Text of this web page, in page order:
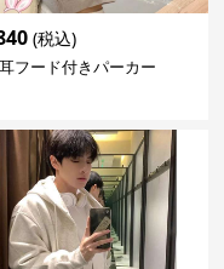
(税込)
フード付きパーカー